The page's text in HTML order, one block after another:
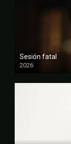
Sesión fatal
2026
FULL HD